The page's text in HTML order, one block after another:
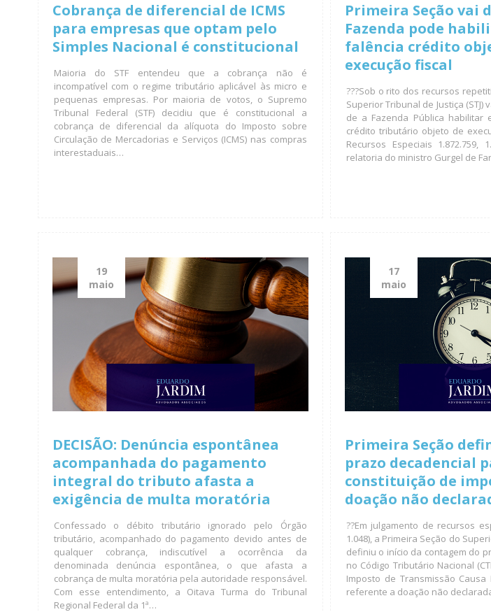
Cobrança de diferencial de ICMS
para empresas que optam pelo
Simples Nacional é constitucional
Maioria do STF entendeu que a cobrança não é
incompatível com o regime tributário aplicável às micro e
pequenas empresas. Por maioria de votos, o Supremo
Tribunal Federal (STF) decidiu que é constitucional a
cobrança de diferencial da alíquota do Imposto sobre
Circulação de Mercadorias e Serviços (ICMS) nas compras
interestaduais…
Primeira Seção vai
Fazenda pode
falência crédito
execução fiscal
???Sob o rito dos recursos
Superior Tribunal de Justiça
de a Fazenda Pública habilitar
crédito tributário objeto de
Recursos Especiais 1.872.759,
relatoria do ministro Gurgel de
19
maio
DECISÃO: Denúncia espontânea
acompanhada do pagamento
integral do tributo afasta a
exigência de multa moratória
Confessado o débito tributário ignorado pelo Órgão
tributário, acompanhado do pagamento devido antes de
qualquer cobrança, indiscutível a ocorrência da
denominada denúncia espontânea, o que afasta a
cobrança de multa moratória pela autoridade responsável.
Com esse entendimento, a Oitava Turma do Tribunal
Regional Federal da 1ª…
17
maio
Primeira Seção
prazo decadencial
constituição de
doação não
??Em julgamento de recursos
1.048), a Primeira Seção do
definiu o início da contagem do
no Código Tributário Nacional
Imposto de Transmissão Causa
referente a doação não